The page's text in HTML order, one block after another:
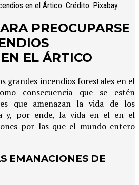
en el Ártico. Crédito: Pixabay
PREOCUPARSE
EL ÁRTICO
grandes incendios forestales en el
consecuencia que se estén
que amenazan la vida de los
y, por ende, la vida en el en el
por las que el mundo entero
EMANACIONES DE